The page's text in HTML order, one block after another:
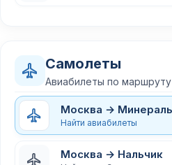
Самолеты
Авиабилеты по
Москва →
Найти авиабилеты
Москва → Нальчик